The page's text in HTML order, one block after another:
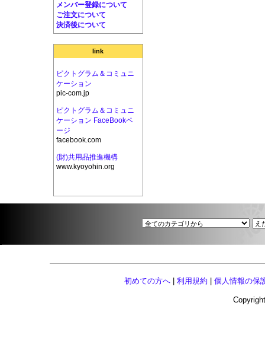
メンバー登録について
ご注文について
決済後について
link
ピクトグラム＆コミュニ
ケーション
pic-com.jp
ピクトグラム＆コミュニ
ケーション FaceBookペ
ージ
facebook.com
(財)共用品推進機構
www.kyoyohin.org
初めての方へ 利用規約 個人情報の保